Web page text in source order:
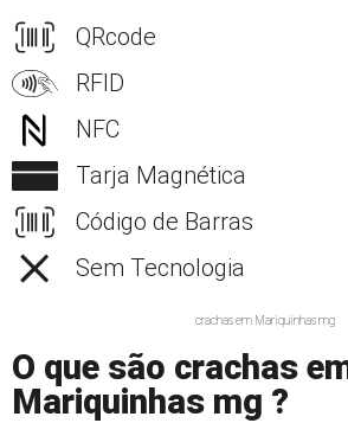
QRcode
RFID
NFC
Tarja Magnética
Código de Barras
Sem Tecnologia
crachas em Mariquinhas mg
O que são crachas
Mariquinhas mg ?